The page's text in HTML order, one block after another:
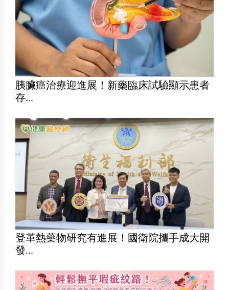
胰臟癌治療迎進展！新藥臨床試驗顯示患者
存...
登革熱藥物研究有進展！國衛院攜手成大開
發...